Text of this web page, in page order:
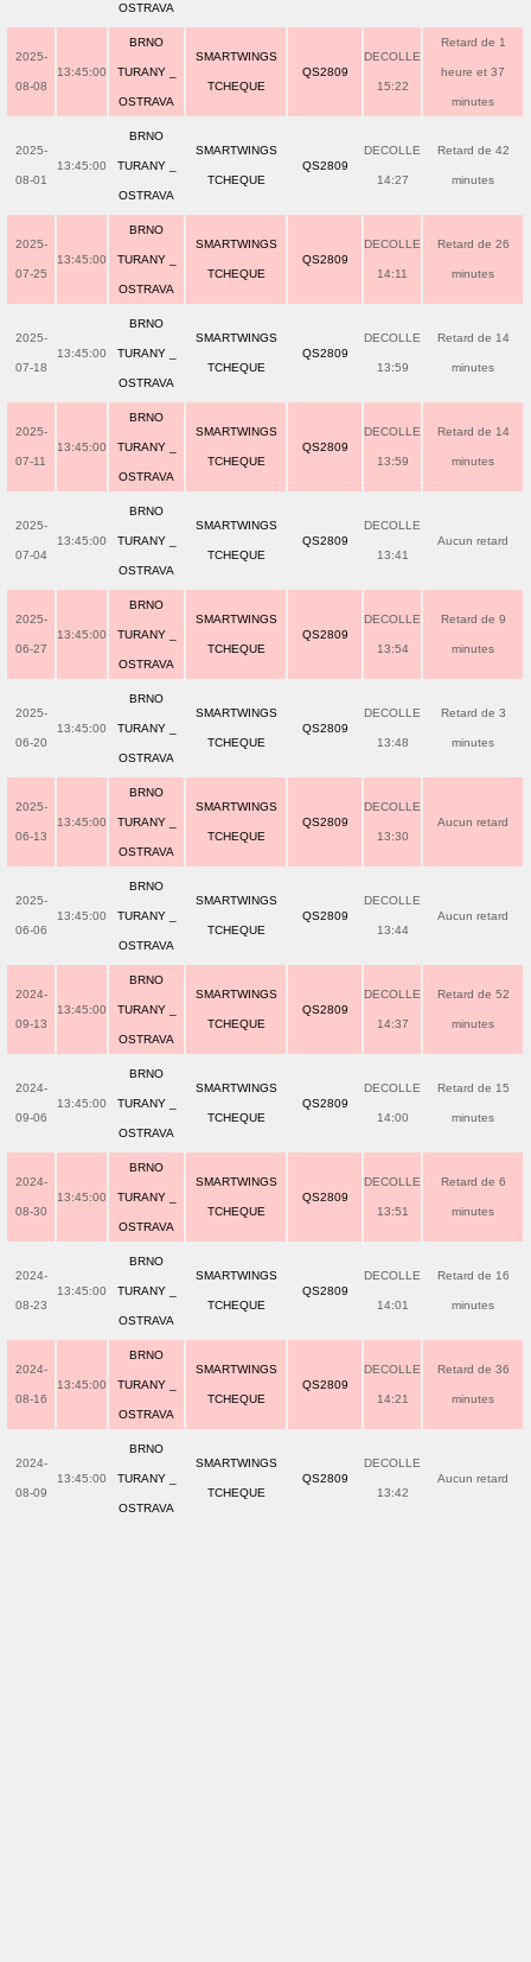
OSTRAVA
2025-
08-08
13:45:00
BRNO
TURANY _
OSTRAVA
SMARTWINGS
TCHEQUE
QS2809
DECOLLE
15:22
Retard de 1
heure et 37
minutes
2025-
08-01
13:45:00
BRNO
TURANY _
OSTRAVA
SMARTWINGS
TCHEQUE
QS2809
DECOLLE
14:27
Retard de 42
minutes
2025-
07-25
13:45:00
BRNO
TURANY _
OSTRAVA
SMARTWINGS
TCHEQUE
QS2809
DECOLLE
14:11
Retard de 26
minutes
2025-
07-18
13:45:00
BRNO
TURANY _
OSTRAVA
SMARTWINGS
TCHEQUE
QS2809
DECOLLE
13:59
Retard de 14
minutes
2025-
07-11
13:45:00
BRNO
TURANY _
OSTRAVA
SMARTWINGS
TCHEQUE
QS2809
DECOLLE
13:59
Retard de 14
minutes
2025-
07-04
13:45:00
BRNO
TURANY _
OSTRAVA
SMARTWINGS
TCHEQUE
QS2809
DECOLLE
13:41
Aucun retard
2025-
06-27
13:45:00
BRNO
TURANY _
OSTRAVA
SMARTWINGS
TCHEQUE
QS2809
DECOLLE
13:54
Retard de 9
minutes
2025-
06-20
13:45:00
BRNO
TURANY _
OSTRAVA
SMARTWINGS
TCHEQUE
QS2809
DECOLLE
13:48
Retard de 3
minutes
2025-
06-13
13:45:00
BRNO
TURANY _
OSTRAVA
SMARTWINGS
TCHEQUE
QS2809
DECOLLE
13:30
Aucun retard
2025-
06-06
13:45:00
BRNO
TURANY _
OSTRAVA
SMARTWINGS
TCHEQUE
QS2809
DECOLLE
13:44
Aucun retard
2024-
09-13
13:45:00
BRNO
TURANY _
OSTRAVA
SMARTWINGS
TCHEQUE
QS2809
DECOLLE
14:37
Retard de 52
minutes
2024-
09-06
13:45:00
BRNO
TURANY _
OSTRAVA
SMARTWINGS
TCHEQUE
QS2809
DECOLLE
14:00
Retard de 15
minutes
2024-
08-30
13:45:00
BRNO
TURANY _
OSTRAVA
SMARTWINGS
TCHEQUE
QS2809
DECOLLE
13:51
Retard de 6
minutes
2024-
08-23
13:45:00
BRNO
TURANY _
OSTRAVA
SMARTWINGS
TCHEQUE
QS2809
DECOLLE
14:01
Retard de 16
minutes
2024-
08-16
13:45:00
BRNO
TURANY _
OSTRAVA
SMARTWINGS
TCHEQUE
QS2809
DECOLLE
14:21
Retard de 36
minutes
2024-
08-09
13:45:00
BRNO
TURANY _
OSTRAVA
SMARTWINGS
TCHEQUE
QS2809
DECOLLE
13:42
Aucun retard